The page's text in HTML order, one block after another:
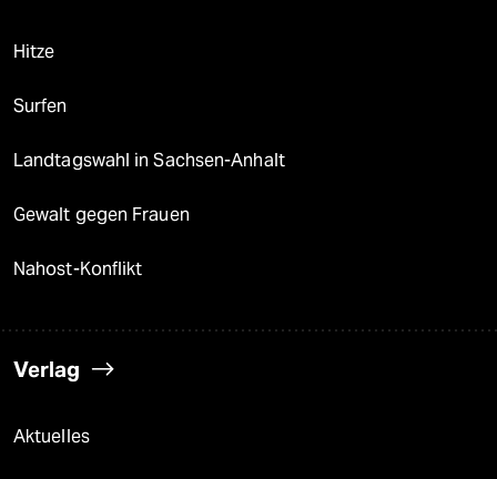
Hitze
Surfen
Landtagswahl in Sachsen-Anhalt
Gewalt gegen Frauen
Nahost-Konflikt
Verlag
Aktuelles